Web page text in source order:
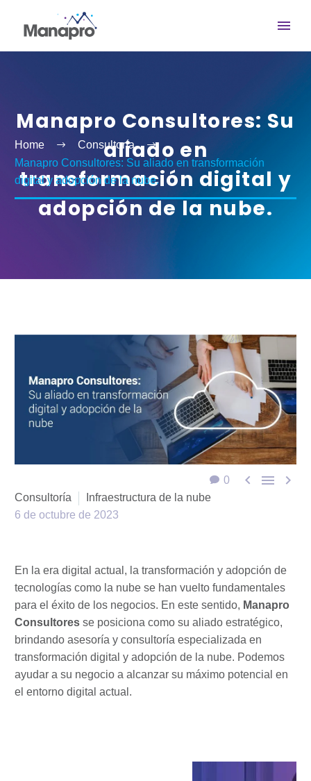
Manapro Consultores: Su
aliado en
transformación digital y
adopción de la nube.
Home
Consultoría
Manapro Consultores: Su aliado en transformación
digital y adopción de la nube.
0   
Consultoría
Infraestructura de la nube
6 de octubre de 2023
En la era digital actual, la transformación y adopción de
tecnologías como la nube se han vuelto fundamentales
para el éxito de los negocios. En este sentido, Manapro
Consultores se posiciona como su aliado estratégico,
brindando asesoría y consultoría especializada en
transformación digital y adopción de la nube. Podemos
ayudar a su negocio a alcanzar su máximo potencial en
el entorno digital actual.